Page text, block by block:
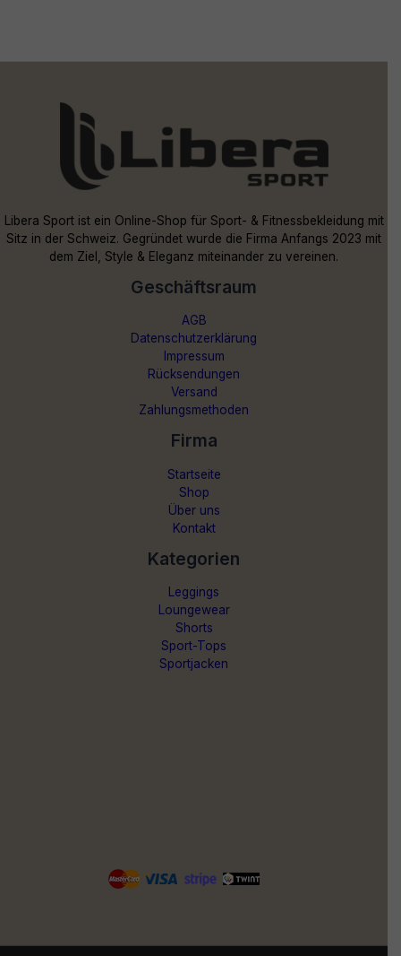
Libera Sport ist ein Online-Shop für Sport- & Fitnessbekleidung mit
Sitz in der Schweiz. Gegründet wurde die Firma Anfangs 2023 mit
dem Ziel, Style & Eleganz miteinander zu vereinen.
Geschäftsraum
AGB
Datenschutzerklärung
Impressum
Rücksendungen
Versand
Zahlungsmethoden
Firma
Startseite
Shop
Über uns
Kontakt
Kategorien
Leggings
Loungewear
Shorts
Sport-Tops
Sportjacken